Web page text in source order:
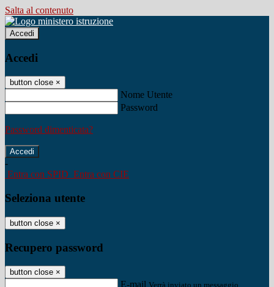
Salta al contenuto
Accedi
Accedi
button close ×
Nome Utente
Password
Password dimenticata?
-
Entra con SPID Entra con CIE
Seleziona utente
button close ×
Recupero password
button close ×
E-mail Verrà inviato un messaggio